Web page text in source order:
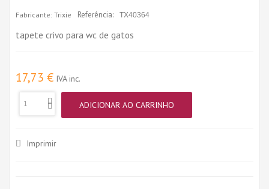
Fabricante: Trixie Referência: TX40364
tapete crivo para wc de gatos
17,73 € IVA inc.
ADICIONAR AO CARRINHO
Imprimir